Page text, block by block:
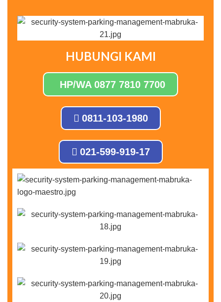
HUBUNGI KAMI
HP/WA 0877 7810 7700
0811-103-1980
021-599-919-17